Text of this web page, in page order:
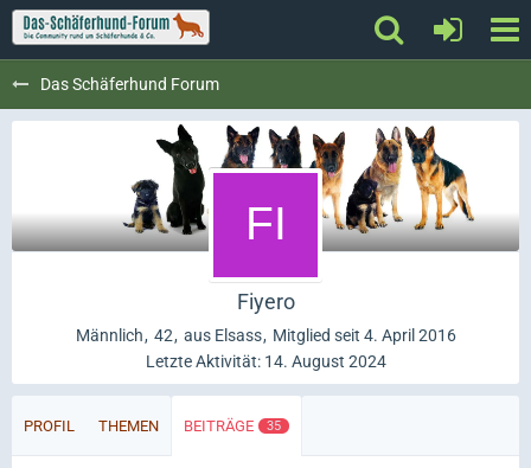
Das Schäferhund Forum
Fiyero
Männlich 42 aus Elsass
Mitglied seit 4. April 2016
Letzte Aktivität: 14. August 2024
PROFIL THEMEN BEITRÄGE 35